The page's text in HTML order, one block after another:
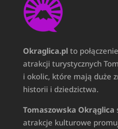
Okraglica.plto
atrakcji turystycznych
i okolic, które mają duże
historii i dziedzictwa.
Tomaszowska Okrąglica
atrakcje kulturowe